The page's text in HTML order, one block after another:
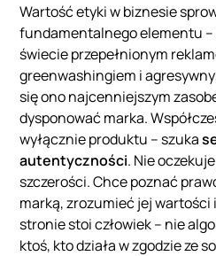
Wartość etyki w biznesie
fundamentalnego elementu
świecie przepełnionym
greenwashingiem i
się ono najcenniejszym
dysponować marka.
wyłącznie produktu – szuka
autentyczności. Nie
szczerości. Chce poznać
marką, zrozumieć jej wartości
stronie stoi człowiek – nie
ktoś, kto działa w zgodzie ze